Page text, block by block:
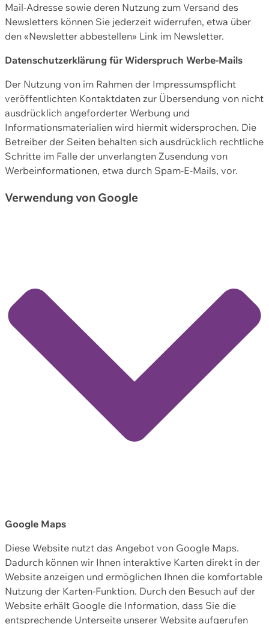
Mail-Adresse sowie deren Nutzung zum Versand des
Newsletters können Sie jederzeit widerrufen, etwa über
den «Newsletter abbestellen» Link im Newsletter.
Datenschutzerklärung für Widerspruch Werbe-Mails
Der Nutzung von im Rahmen der Impressumspflicht
veröffentlichten Kontaktdaten zur Übersendung von nicht
ausdrücklich angeforderter Werbung und
Informationsmaterialien wird hiermit widersprochen. Die
Betreiber der Seiten behalten sich ausdrücklich rechtliche
Schritte im Falle der unverlangten Zusendung von
Werbeinformationen, etwa durch Spam-E-Mails, vor.
Verwendung von Google
Google Maps
Diese Website nutzt das Angebot von Google Maps.
Dadurch können wir Ihnen interaktive Karten direkt in der
Website anzeigen und ermöglichen Ihnen die komfortable
Nutzung der Karten-Funktion. Durch den Besuch auf der
Website erhält Google die Information, dass Sie die
entsprechende Unterseite unserer Website aufgerufen